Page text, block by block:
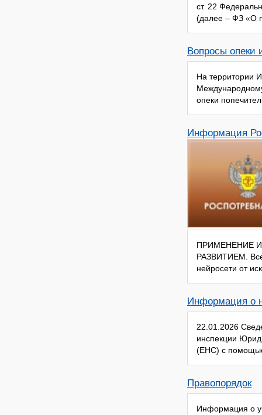
ст. 22
(далее – ФЗ «О
Вопросы опеки
На территории
опеки
Информация
ПРИМЕНЕНИЕ
РАЗВИТИЕМ.
нейросети от
Информация о
22.01.2026
инспекции
(ЕНС) с
Правопорядок
Информация о